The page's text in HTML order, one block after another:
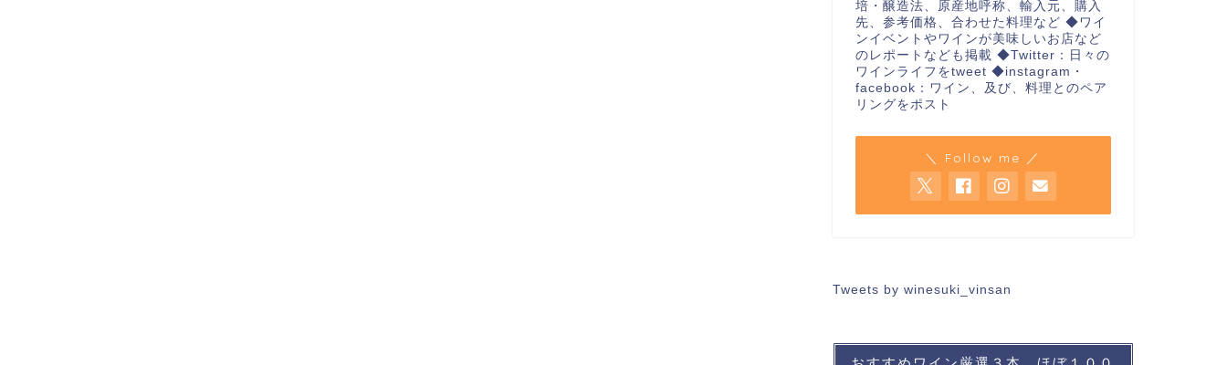
培・醸造法、原産地呼称、輸入元、購入
先、参考価格、合わせた料理など ◆ワイ
ンイベントやワインが美味しいお店など
のレポートなども掲載 ◆Twitter：日々の
ワインライフをtweet ◆instagram・
facebook：ワイン、及び、料理とのペア
リングをポスト
＼ Follow me ／
Tweets by winesuki_vinsan